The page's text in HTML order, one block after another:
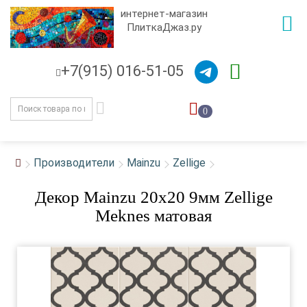
интернет-магазин
ПлиткаДжаз.ру
+7(915) 016-51-05
0
Производители Mainzu Zellige
Декор Mainzu 20x20 9мм Zellige
Meknes матовая